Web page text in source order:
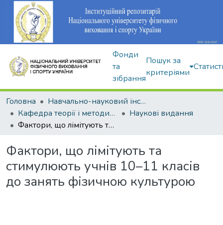
Фонди
та
зібрання
Пошук за
критеріями
Головна
Навчально-науковий інститут здоров'я, реабілітації та фізичного виховання
Кафедра теорії і методики фізичного виховання
Наукові видання
Фактори, що лімітують та стимулюють учнів 10–11 класів до занять фізичною культурою
Фактори, що лімітують та
стимулюють учнів 10–11 класів
до занять фізичною культурою